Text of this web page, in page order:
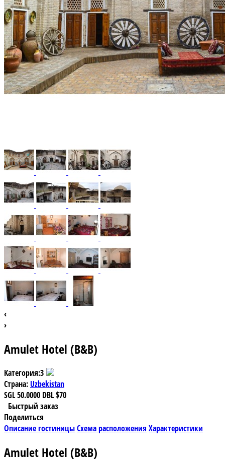
‹
›
Amulet Hotel (B&B)
Категория:3
Страна: Uzbekistan
SGL50.0000 DBL$70
Быстрый заказ
Поделиться
Описание гостиницыСхема расположения Характеристики
Amulet Hotel (B&B)